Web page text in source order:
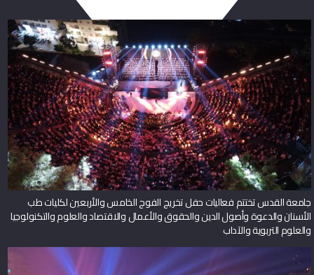
جامعة القدس تختتم فعاليات حفل تخريج الفوج الخامس والأربعين لكليات طب
الأسنان والدعوة وأصول الدين والحقوق والأعمال والاقتصاد والعلوم والتكنولوجيا
والعلوم التربوية والآداب